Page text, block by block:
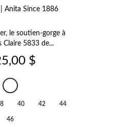
Anita Since 1886
le soutien-gorge à
Claire 5833 de...
$
Noir
40 42 44
46